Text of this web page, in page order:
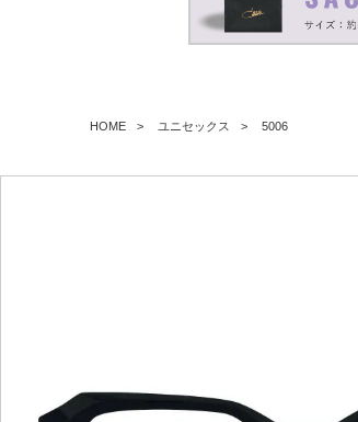
HOME ユニセックス 5006